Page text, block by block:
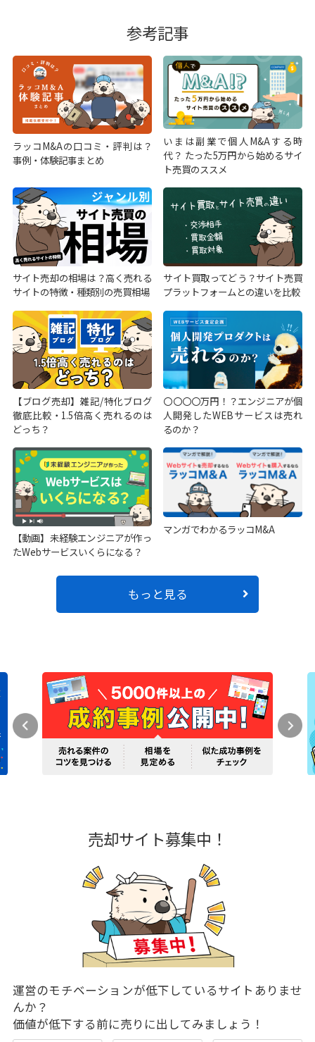
参考記事
ラッコM&Aの口コミ・評判は？
事例・体験記事まとめ
いまは副業で個人M&Aする時
代？ たった5万円から始めるサイ
ト売買のススメ
サイト売却の相場は？高く売れる
サイトの特徴・種類別の売買相場
サイト買取ってどう？サイト売買
プラットフォームとの違いを比較
【ブログ売却】雑記/特化ブログ
徹底比較・1.5倍高く売れるのは
どっち？
〇〇〇〇万円！？エンジニアが個
人開発したWEBサービスは売れ
るのか？
【動画】未経験エンジニアが作っ
たWebサービスいくらになる？
マンガでわかるラッコM&A
もっと見る
売却サイト募集中！
運営のモチベーションが低下しているサイトありませ
んか？
価値が低下する前に売りに出してみましょう！